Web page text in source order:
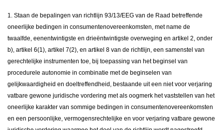
1. Staan de bepalingen van richtlijn 93/13/EEG van de Raad betreffende
oneerlijke bedingen in consumentenovereenkomsten, met name de
twaalfde, eenentwintigste en drieëntwintigste overweging en artikel 2, onder
b), artikel 6(1), artikel 7(2), en artikel 8 van de richtlijn, een samenstel van
gerechtelijke instrumenten toe, bij toepassing van het beginsel van
procedurele autonomie in combinatie met de beginselen van
gelijkwaardigheid en doeltreffendheid, bestaande uit een niet voor verjaring
vatbare gewone juridische vordering met als oogmerk het vaststellen van het
oneerlijke karakter van sommige bedingen in consumentenovereenkomsten
en een persoonlijke, vermogensrechtelijke en voor verjaring vatbare gewone